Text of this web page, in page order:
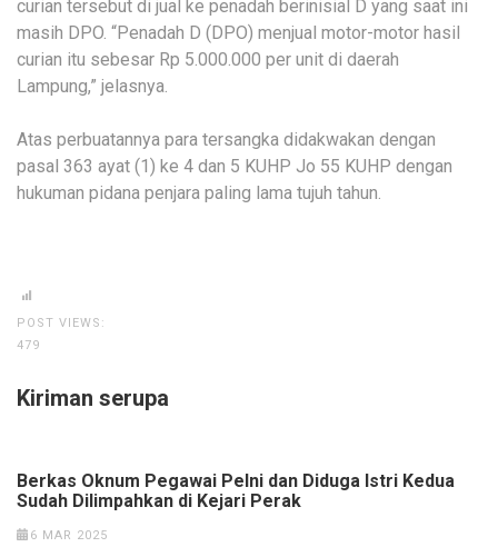
curian tersebut di jual ke penadah berinisial D yang saat ini
masih DPO. “Penadah D (DPO) menjual motor-motor hasil
curian itu sebesar Rp 5.000.000 per unit di daerah
Lampung,” jelasnya.
Atas perbuatannya para tersangka didakwakan dengan
pasal 363 ayat (1) ke 4 dan 5 KUHP Jo 55 KUHP dengan
hukuman pidana penjara paling lama tujuh tahun.
POST VIEWS:
479
Kiriman serupa
Berkas Oknum Pegawai Pelni dan Diduga Istri Kedua
Sudah Dilimpahkan di Kejari Perak
6 MAR 2025